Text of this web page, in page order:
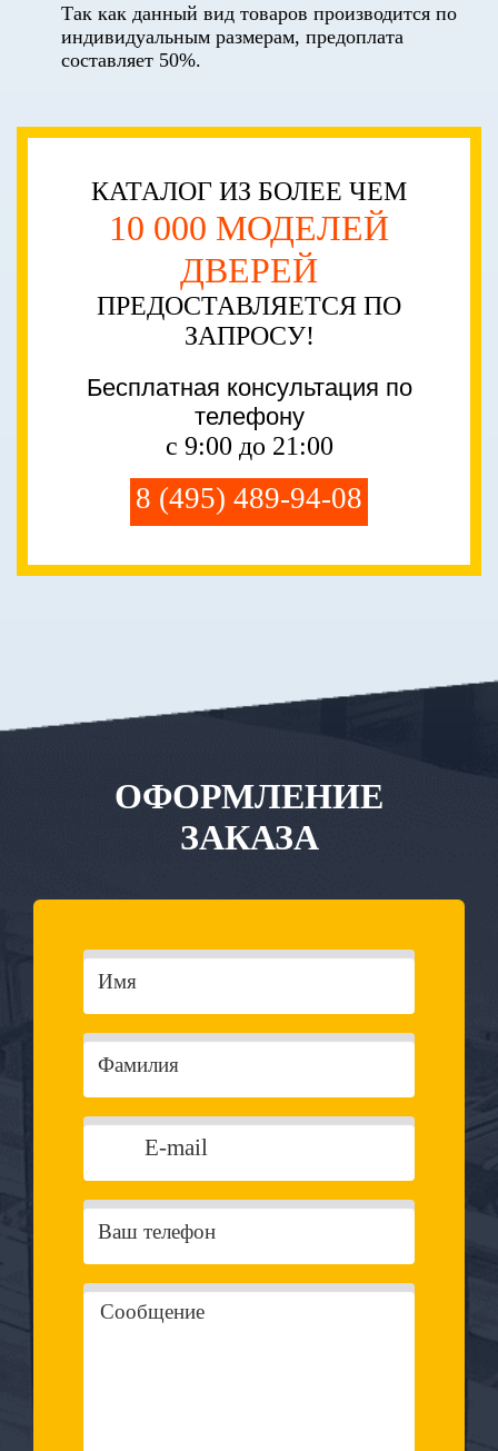
Так как данный вид товаров производится по
индивидуальным размерам, предоплата
составляет 50%.
КАТАЛОГ ИЗ БОЛЕЕ ЧЕМ
10 000 МОДЕЛЕЙ
ДВЕРЕЙ
ПРЕДОСТАВЛЯЕТСЯ ПО
ЗАПРОСУ!
Бесплатная консультация по
телефону
с 9:00 до 21:00
8 (495) 489-94-08
ОФОРМЛЕНИЕ
ЗАКАЗА